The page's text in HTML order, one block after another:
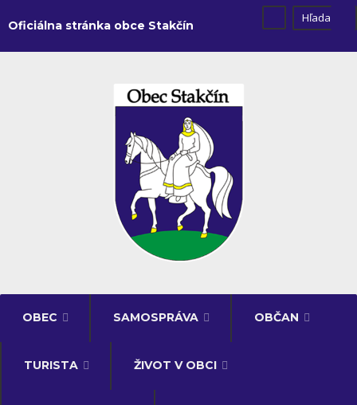
Oficiálna stránka obce Stakčín
OBEC SAMOSPRÁVA OBČAN
TURISTA ŽIVOT V OBCI